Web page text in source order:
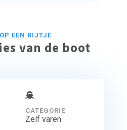
EEN RIJTJE
van de boot
CATEGORIE
Zelf varen